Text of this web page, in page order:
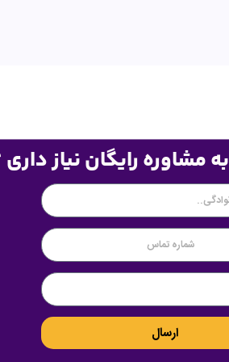
به مشاوره رایگان نیاز
ارسال